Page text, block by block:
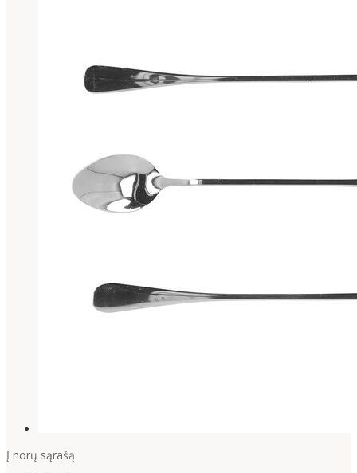
Į norų sąrašą